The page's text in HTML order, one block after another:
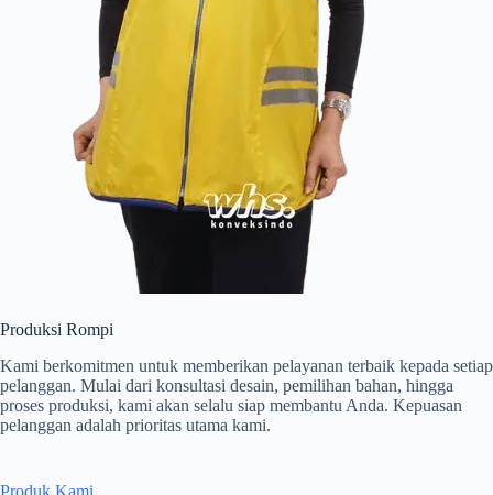
Produksi Rompi
Kami berkomitmen untuk memberikan pelayanan terbaik kepada setiap
pelanggan. Mulai dari konsultasi desain, pemilihan bahan, hingga
proses produksi, kami akan selalu siap membantu Anda. Kepuasan
pelanggan adalah prioritas utama kami.
Produk Kami